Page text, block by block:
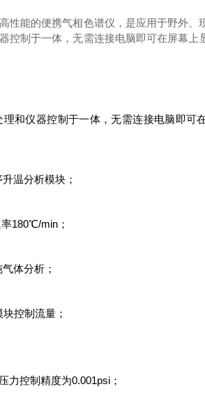
性能的便携气相色谱仪，是应用于野外、
控制于一体，无需连接电脑即可在屏幕上
和仪器控制于一体，无需连接电脑即可
温分析模块；
180℃/min ；
体分析；
块控制流量；
力控制精度为0.001psi ；